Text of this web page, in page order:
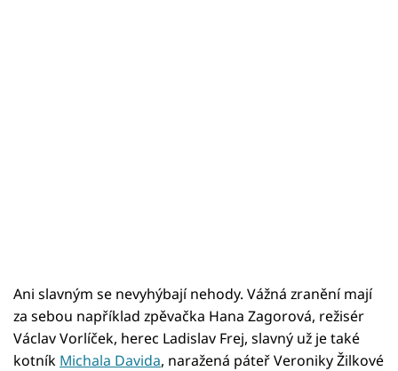
Ani slavným se nevyhýbají nehody. Vážná zranění mají
za sebou například zpěvačka Hana Zagorová, režisér
Václav Vorlíček, herec Ladislav Frej, slavný už je také
kotník Michala Davida, naražená páteř Veroniky Žilkové